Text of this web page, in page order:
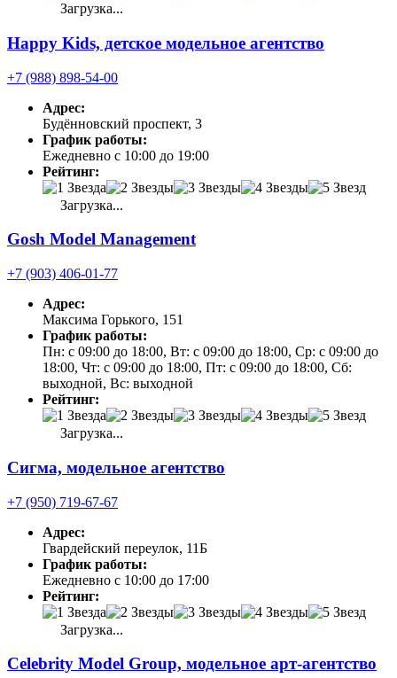
Загрузка...
Happy Kids, детское модельное агентство
+7 (988) 898-54-00
Адрес:
Будённовский проспект, 3
График работы:
Ежедневно с 10:00 до 19:00
Рейтинг:
Загрузка...
Gosh Model Management
+7 (903) 406-01-77
Адрес:
Максима Горького, 151
График работы:
Пн: с 09:00 до 18:00, Вт: с 09:00 до 18:00, Ср: с 09:00 до
18:00, Чт: с 09:00 до 18:00, Пт: с 09:00 до 18:00, Сб:
выходной, Вс: выходной
Рейтинг:
Загрузка...
Сигма, модельное агентство
+7 (950) 719-67-67
Адрес:
Гвардейский переулок, 11Б
График работы:
Ежедневно с 10:00 до 17:00
Рейтинг:
Загрузка...
Celebrity Model Group, модельное арт-агентство